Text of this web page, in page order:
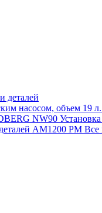
деталей
насосом, объем 19
NW90
АМ1200 РМ Все